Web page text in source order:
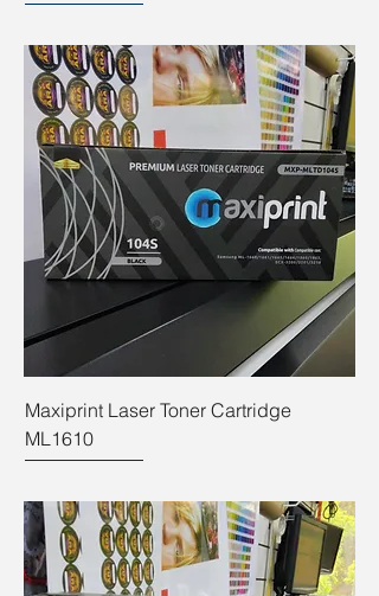
Maxiprint Laser Toner Cartridge
ML1610